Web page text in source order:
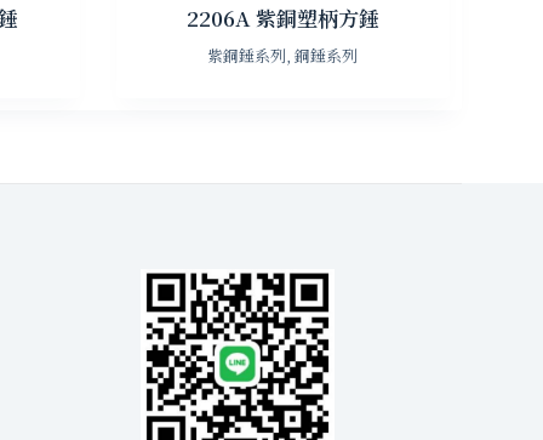
2206A 紫銅塑柄方錘
紫銅錘系列 ,銅錘系列